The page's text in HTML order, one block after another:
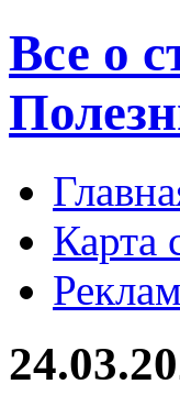
Все о
Карта